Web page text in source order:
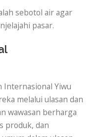
sebotol air agar
pasar.
Internasional Yiwu
melalui ulasan dan
wawasan berharga
produk, dan